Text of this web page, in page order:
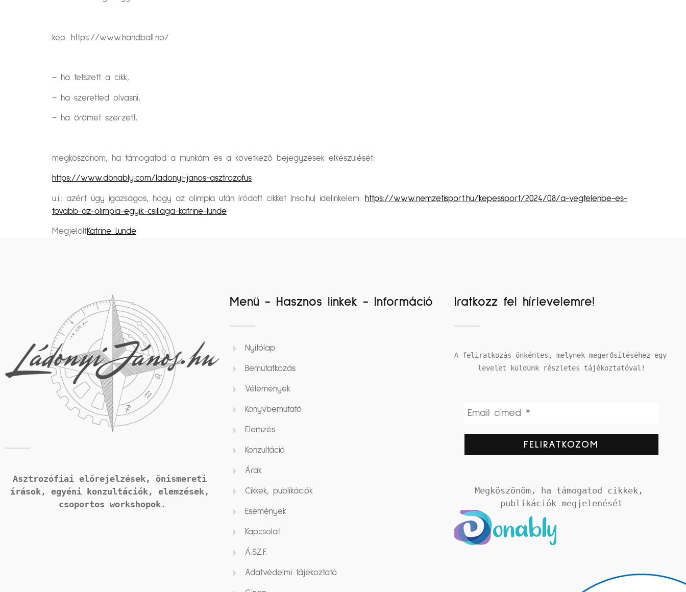
kép: https://www.handball.no/
– ha tetszett a cikk,
– ha szeretted olvasni,
– ha örömet szerzett,
megköszönöm, ha támogatod a munkám és a következő bejegyzések elkészülését:
https://www.donably.com/ladonyi-janos-asztrozofus
u.i.: azért úgy igazságos, hogy az olimpia után íródott cikket (nso.hu) idelinkelem:
https://www.nemzetisport.hu/kepessport/2024/08/a-vegtelenbe-es-
tovabb-az-olimpia-egyik-csillaga-katrine-lunde
MegjelöltKatrine Lunde
Asztrozófiai előrejelzések, önismereti
írások, egyéni konzultációk, elemzések,
csoportos workshopok.
Menü - Hasznos linkek - Információ
Nyitólap
Bemutatkozás
Vélemények
Könyvbemutató
Elemzés
Konzultáció
Árak
Cikkek, publikációk
Események
Kapcsolat
Á.SZ.F.
Adatvédelmi tájékoztató
Iratkozz fel hírlevelemre!
A feliratkozás önkéntes, melynek megerősítéséhez egy
levelet küldünk részletes tájékoztatóval!
Megköszönöm, ha támogatod cikkek,
publikációk megjelenését